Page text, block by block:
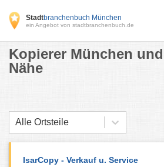
Stadtbranchenbuch München
ein Angebot von stadtbranchenbuch.de
Kopierer München
Nähe
Alle Ortsteile
IsarCopy - Verkauf u. Service